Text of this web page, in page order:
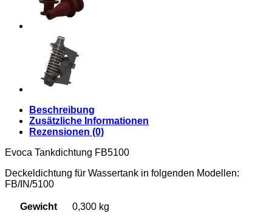
Beschreibung
Zusätzliche Informationen
Rezensionen (0)
Evoca Tankdichtung FB5100
Deckeldichtung für Wassertank in folgenden Modellen:
FB/IN/5100
Gewicht 0,300 kg